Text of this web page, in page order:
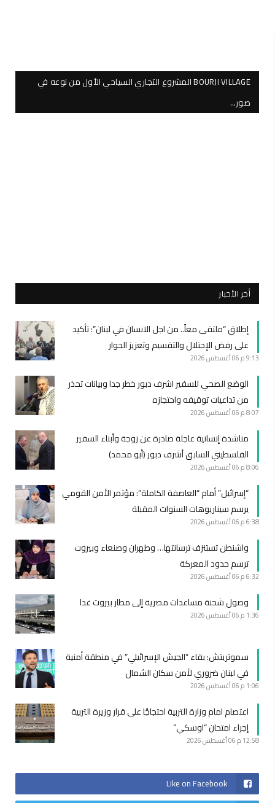
BOURJI VILLAGE المشروع التجاري السياحي الأول من نوعه في
صور…
أخر الأخبار
إطلاق “ملتقى معاً.. من اجل الانسان في لبنان”: تأكيد
على رفض الإحتلال والتقسيم وتعزيز الحوار
9:13 م 06 أغسطس 2026
الوضع الصحي للسفير اشرف دبور خطر جدا وبيانات تحذر
من تداعيات توقيفه واحتجازه
8:07 م 06 أغسطس 2026
مناشدة إنسانية عاجلة صادرة عن زوجة وأبناء السفير
الفلسطيني السابق أشرف دبور (أبو محمد)
8:06 م 06 أغسطس 2026
“إسرائيل” أمام “العاصفة الكاملة”: مؤتمر الأمن القومي
يرسم سيناريوهات السنوات المقبلة
6:38 م 06 أغسطس 2026
واشنطن تستنزف ترسانتها… وطهران وصنعاء وبيروت
ترسم حدود المعركة
6:32 م 06 أغسطس 2026
وصول شحنة مساعدات مصرية إلى مطار بيروت غدا
1:36 م 06 أغسطس 2026
سموتريتش: بقاء “الجيش الإسرائيلي” في منطقة أمنية
في لبنان ضروري لأمن سكان الشمال
1:06 م 06 أغسطس 2026
اعتصام امام وزارة التربية احتجاجًا على قرار وزيرة التربية
إجراء امتحان “اوسكي”
12:58 م 06 أغسطس 2026
Like on Facebook